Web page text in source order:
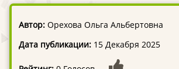
Автор: Орехова Ольга Альбертовна
Дата публикации: 15 Декабря 2025